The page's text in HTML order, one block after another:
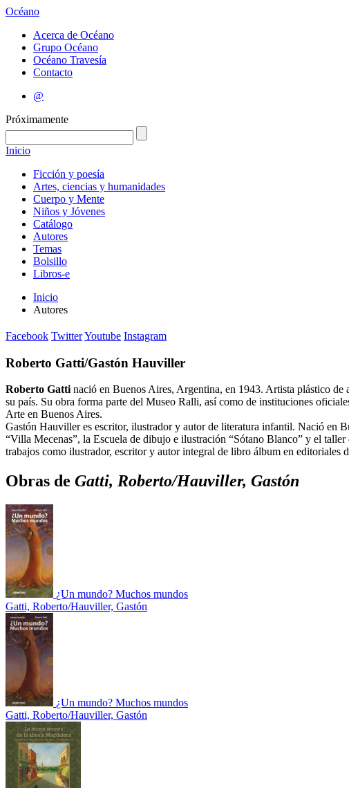
Océano
Acerca de Océano
Grupo Océano
Océano Travesía
Contacto
@
Próximamente
Inicio
Ficción y poesía
Artes, ciencias y humanidades
Cuerpo y Mente
Niños y Jóvenes
Catálogo
Autores
Temas
Bolsillo
Libros-e
Inicio
Autores
Facebook TwitterYoutube Instagram
Roberto Gatti/Gastón Hauviller
Roberto Gatti nació en Buenos Aires, Argentina, en 1943. Artista plástico
su país. Su obra forma parte del Museo Ralli, así como de instituciones
Arte en Buenos Aires.
Gastón Hauviller es escritor, ilustrador y autor de literatura infantil. Nació en
“Villa Mecenas”, la Escuela de dibujo e ilustración “Sótano Blanco” y el
trabajos como ilustrador, escritor y autor integral de libro álbum en
Obras de Gatti, Roberto/Hauviller, Gastón
¿Un mundo? Muchos mundos
Gatti, Roberto/Hauviller, Gastón
¿Un mundo? Muchos mundos
Gatti, Roberto/Hauviller, Gastón